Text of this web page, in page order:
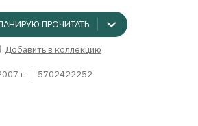
ПРОЧИТАТЬ
Добавить в коллекцию
г. 5702422252